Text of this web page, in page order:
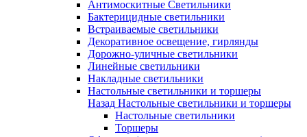
Антимоскитные Светильники
Бактерицидные светильники
Встраиваемые светильники
Декоративное освещение, гирлянды
Дорожно-уличные светильники
Линейные светильники
Накладные светильники
Настольные светильники и торшеры
Назад Настольные светильники и торшеры
Настольные светильники
Торшеры